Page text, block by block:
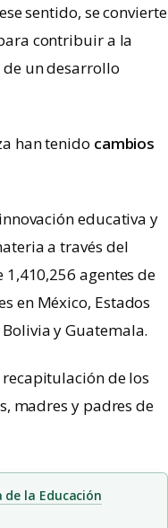
sentido, se convierte
contribuir a la
un desarrollo
han tenido cambios
educativa y
a través del
agentes de
en México, Estados
y Guatemala.
de los
madres y padres de
la Educación